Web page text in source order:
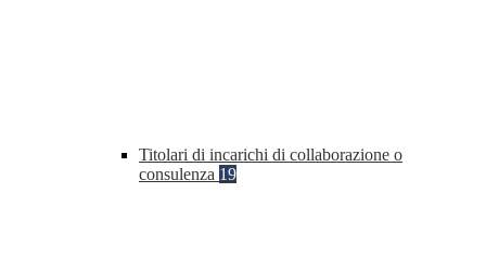
Titolari di incarichi di collaborazione o
consulenza 19